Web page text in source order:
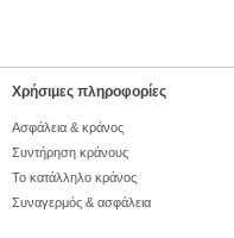
Χρήσιμες πληροφορίες
Ασφάλεια & κράνος
Συντήρηση κράνους
Το κατάλληλο κράνος
Συναγερμός & ασφάλεια